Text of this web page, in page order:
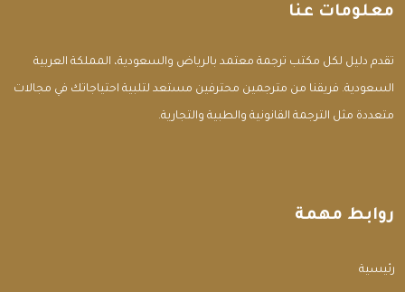
معلومات عنا
تقدم دليل لكل مكتب ترجمة معتمد بالرياض والسعودية، المملكة العربية
السعودية. فريقنا من مترجمين محترفين مستعد لتلبية احتياجاتك في مجالات
متعددة مثل الترجمة القانونية والطبية والتجارية.
روابط مهمة
الرئيسية